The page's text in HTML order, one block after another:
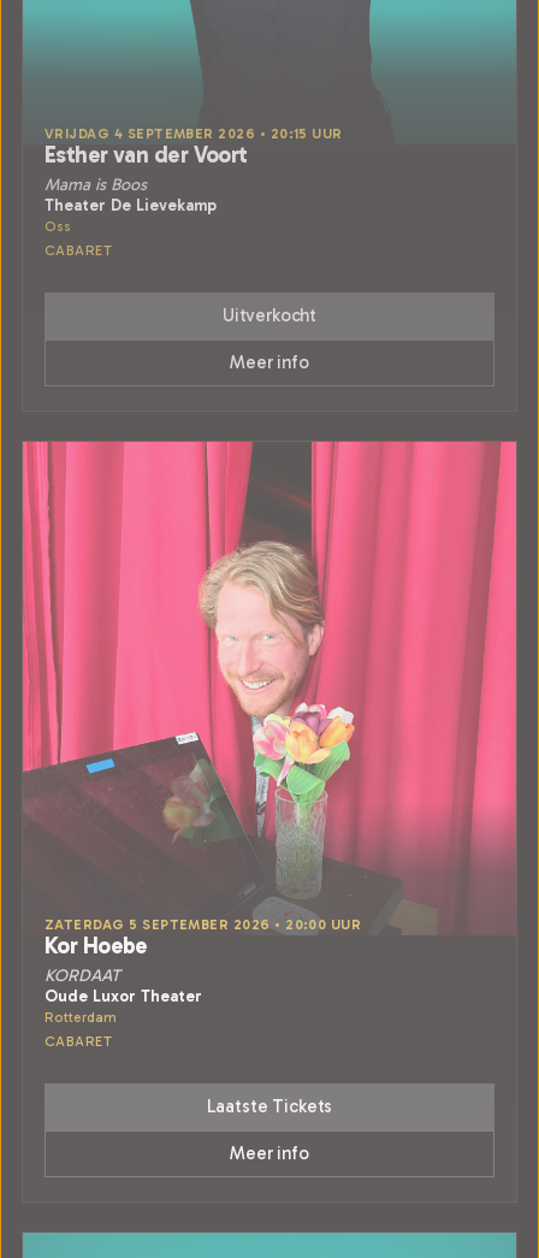
VRIJDAG 4 SEPTEMBER 2026 • 20:15 UUR
Esther van der Voort
Mama is Boos
Theater De Lievekamp
Oss
CABARET
Uitverkocht
Meer info
ZATERDAG 5 SEPTEMBER 2026 • 20:00 UUR
Kor Hoebe
KORDAAT
Oude Luxor Theater
Rotterdam
CABARET
Laatste Tickets
Meer info